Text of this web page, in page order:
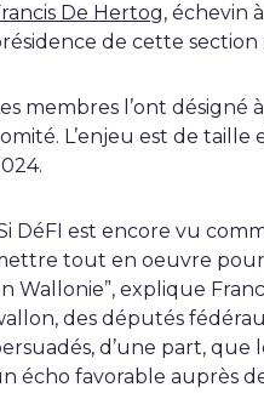
De Hertog, échevin
de cette
membres l’ont désigné
L’enjeu est de
DéFI est encore vu
tout en oeuvre pour
Wallonie”, explique
des députés
d’une part,
écho favorable auprès